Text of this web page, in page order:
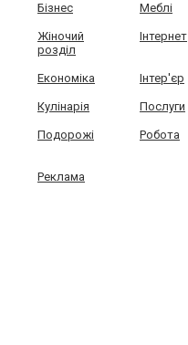
Бізнес Меблі
Жіночий
розділ
Інтернет
Економіка Інтер'єр
Кулінарія Послуги
Подорожі Робота
Реклама